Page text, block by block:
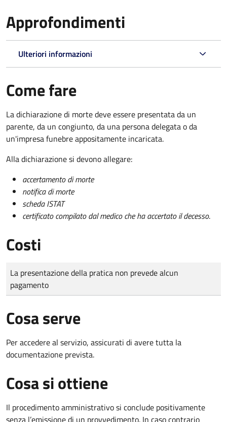
Approfondimenti
Ulteriori informazioni
Come fare
La dichiarazione di morte deve essere presentata da un
parente, da un congiunto, da una persona delegata o da
un'impresa funebre appositamente incaricata.
Alla dichiarazione si devono allegare:
accertamento di morte
notifica di morte
scheda ISTAT
certificato compilato dal medico che ha accertato il decesso.
Costi
Tipo di pagamento
Importo
La presentazione della pratica non prevede alcun
pagamento
Cosa serve
Per accedere al servizio, assicurati di avere tutta la
documentazione prevista.
Cosa si ottiene
Il procedimento amministrativo si conclude positivamente
senza l’emissione di un provvedimento. In caso contrario